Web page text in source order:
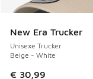
New Era Trucker
Unisexe Trucker
Beige - White
€ 30,99